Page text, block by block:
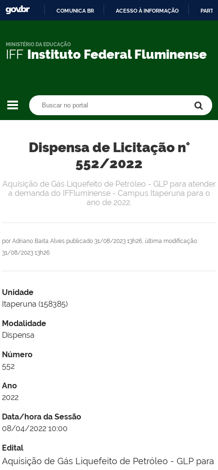
CONTEÚDO
COMUNICA BR ACESSO À INFORMAÇÃO
IFF Instituto Federal Fluminense
MINISTÉRIO DA EDUCAÇÃO
Dispensa de Licitação n°
552/2022
por Adriano Baita Alves publicado 31/08/2023 13h26, última modificação
31/08/2023 13h26
Aquisição de Gás Liquefeito de Petróleo - GLP para atender
a demanda do IFFluminense - Campus Itaperuna para o
ano de 2022.
Unidade
Itaperuna (158385)
Modalidade
Dispensa
Número
552
Ano
2022
Data/hora da Sessão
08/04/2022 10:00
Edital
Aquisição de Gás Liquefeito de Petróleo - GLP para